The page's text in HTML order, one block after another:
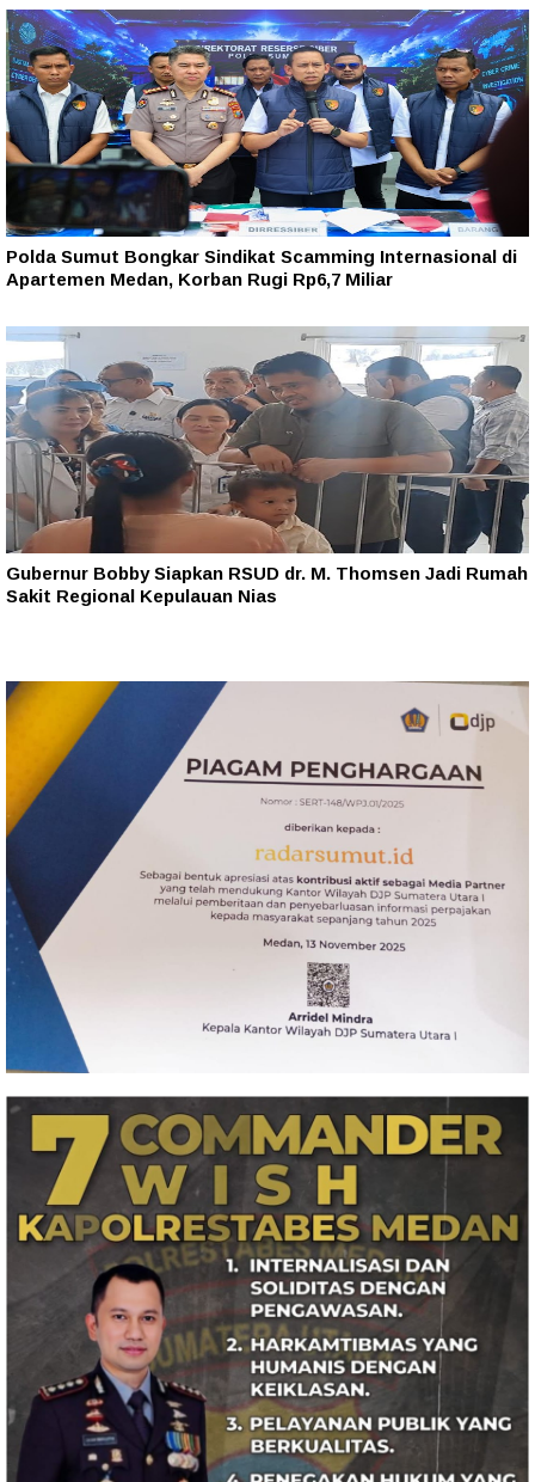
Polda Sumut Bongkar Sindikat Scamming Internasional di
Apartemen Medan, Korban Rugi Rp6,7 Miliar
Gubernur Bobby Siapkan RSUD dr. M. Thomsen Jadi Rumah
Sakit Regional Kepulauan Nias